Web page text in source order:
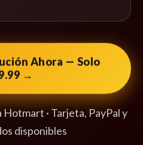
Ahora — Solo
→
Hotmart · Tarjeta, PayPal y
disponibles